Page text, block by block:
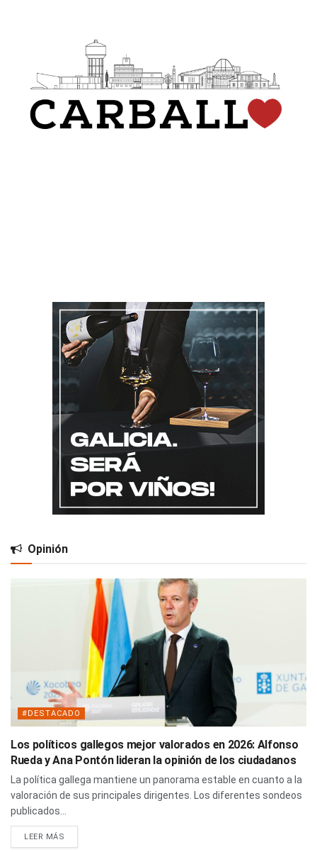
Opinión
#DESTACADO
Los políticos gallegos mejor valorados en 2026: Alfonso
Rueda y Ana Pontón lideran la opinión de los ciudadanos
La política gallega mantiene un panorama estable en cuanto a la
valoración de sus principales dirigentes. Los diferentes sondeos
publicados...
LEER MÁS